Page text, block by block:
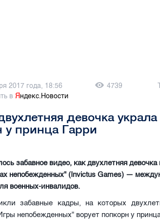
2017 года, 18:56 4739
вЯндекс.Новости
девочка украла
у принца Гарри
забавное видео, как двухлетняя девочка
непобежденных" (Invictus Games) —
военных-инвалидов.
забавные кадры, на которых
непобежденных" ворует попкорн у